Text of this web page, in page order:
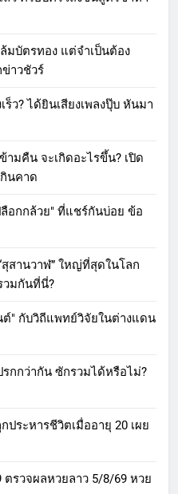
มบัตรทอง แต่จำเป็นต้อง
าวชัวร์
ว? ได้ยินเสียงเพลงปุ๊บ หันมา
ามคืน จะเกิดอะไรขึ้น? เปิด
นคาด
ลือกกล้วย" ที่แชร์กันบ่อย ข้อ
สานวาฬ” ใหญ่ที่สุดในโลก
วมกันที่นี่?
กับวิถีแพทย์วิจัยในต่างแดน
รกกว่ากัน ซักรวมได้หรือไม่?
ระหารชีวิตเมื่ออายุ 20 เผย
รวจผลหวยลาว 5/8/69 หวย